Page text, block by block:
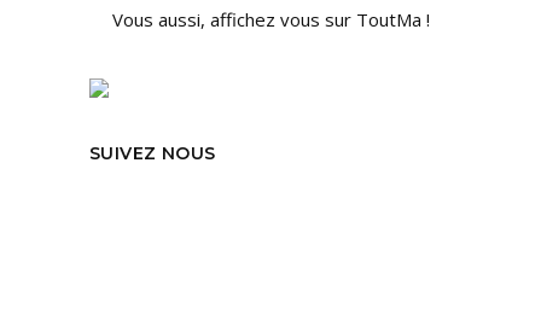
Vous aussi, affichez vous sur ToutMa !
SUIVEZ NOUS